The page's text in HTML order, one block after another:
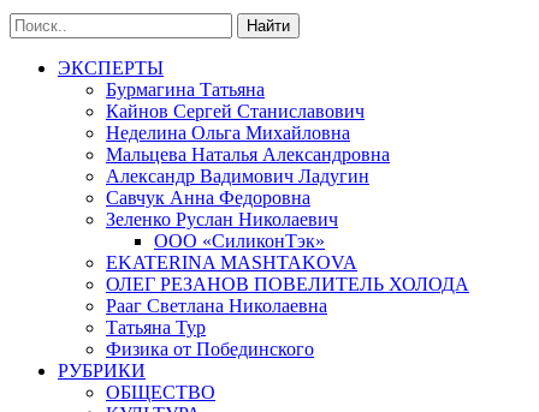
ЭКСПЕРТЫ
Бурмагина Татьяна
Кайнов Сергей Станиславович
Неделина Ольга Михайловна
Мальцева Наталья Александровна
Александр Вадимович Ладугин
Савчук Анна Федоровна
Зеленко Руслан Николаевич
ООО «СиликонТэк»
EKATERINA MASHTAKOVA
ОЛЕГ РЕЗАНОВ ПОВЕЛИТЕЛЬ ХОЛОДА
Рааг Светлана Николаевна
Татьяна Тур
Физика от Побединского
РУБРИКИ
ОБЩЕСТВО